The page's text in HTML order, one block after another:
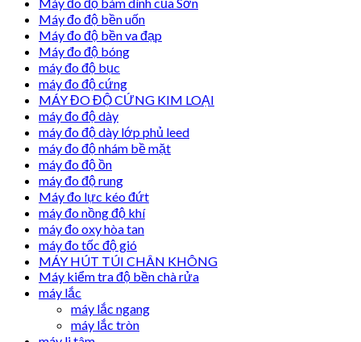
Máy đo độ bám dính của Sơn
Máy đo độ bền uốn
Máy đo độ bền va đạp
Máy đo độ bóng
máy đo độ bục
máy đo độ cứng
MÁY ĐO ĐỘ CỨNG KIM LOẠI
máy đo độ dày
máy đo độ dày lớp phủ leed
máy đo độ nhám bề mặt
máy đo độ ồn
máy đo độ rung
Máy đo lực kéo đứt
máy đo nồng độ khí
máy đo oxy hòa tan
máy đo tốc độ gió
MÁY HÚT TÚI CHÂN KHÔNG
Máy kiểm tra độ bền chà rửa
máy lắc
máy lắc ngang
máy lắc tròn